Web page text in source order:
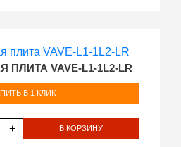
ПЛИТА VAVE-L1-1L2-LR
В 1 КЛИК
+ В КОРЗИНУ